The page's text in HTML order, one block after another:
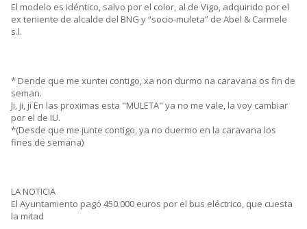
El modelo es idéntico, salvo por el color, al de Vigo, adquirido por el
ex teniente de alcalde del BNG y “socio-muleta” de Abel & Carmele
s.l.
* Dende que me xuntei contigo, xa non durmo na caravana os fin de
seman.
Ji, ji, ji En las proximas esta "MULETA" ya no me vale, la voy cambiar
por el de IU.
*(Desde que me junte contigo, ya no duermo en la caravana los
fines de semana)
LA NOTICIA
El Ayuntamiento pagó 450.000 euros por el bus eléctrico, que cuesta
la mitad